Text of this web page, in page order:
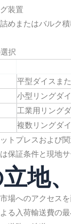
装置
めまたはバルク
択
平型ダイスま
小型リングダ
工業用リング
複数リングダ
トプレスおよび
保証条件と現地
地
場へのアクセス
る入荷輸送費の